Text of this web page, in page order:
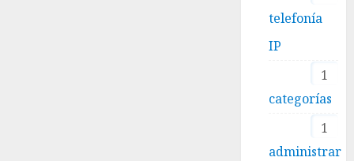
telefonía
IP
1
categorías
1
administrar